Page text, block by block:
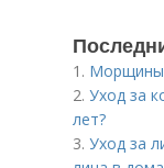
1. Морщины
2. Уход за
лет?
3. Уход за